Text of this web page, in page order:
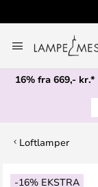
to
Content
16% fra 669,- kr.*
Loftlamper
-16% EKSTRA
Gå